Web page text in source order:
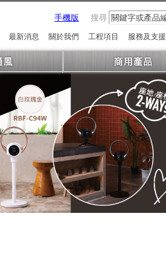
手機版 搜尋
服務及支援
工程項目
關於我們
最新消息